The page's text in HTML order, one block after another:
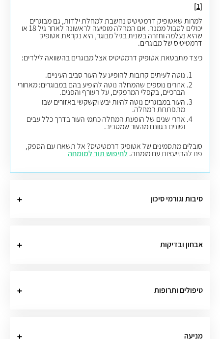
[1]
למרות שאטופיק דרמטיטיס נחשבת למחלת ילדות, גם מבוגרים
יכולים לסבול ממנה. אם המחלה מופיעה לראשונה לאחר גיל 18 או
שהיא נעלמה וחזרה בשנית בגיל מבוגר, היא נקראת אטופיק
דרמטיטיס של מבוגרים.
כיצד מתבטאת אטופיק דרמטיטיס אצל מבוגרים בהשוואה לילדים:
נוטה לעיתים קרובות להופיע על העור סביב העיניים.
אזורים נוספים שהמחלה נוטה להופיע בהם במבוגרים: מאחורי
הברכיים,בקפלי המרפקים, על העורף והפנים.
העורבמבוגרים נוטה להיות יבש וקשקשי באזורים שבו
מתפתחת המחלה.
אחרי שנים של הופעת המחלה כתמי העור בדרך כלל עבים
ושונים בגוונם מהעור שמסביב.
סובלים מתסמינים של אטופיק דרמטיטיס? אל תשארו עם הספק,
פנו להתייעצות עם מומחה.לחיפוש תור למומחה
סיבות וגורמי סיכון
אבחון ובדיקות
טיפולים ותרופות
מניעה